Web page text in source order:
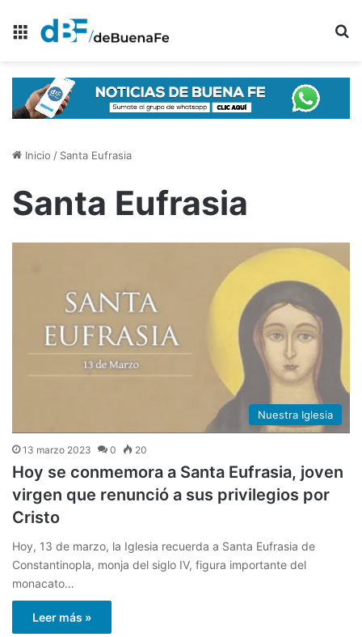
Menú
Inicio / Santa Eufrasia
Santa Eufrasia
Nuestra Iglesia
13 marzo 2023 0 20
Hoy se conmemora a Santa Eufrasia, joven
virgen que renunció a sus privilegios por
Cristo
Hoy, 13 de marzo, la Iglesia recuerda a Santa Eufrasia de
Constantinopla, monja del siglo IV, figura importante del
monacato…
Leer más »